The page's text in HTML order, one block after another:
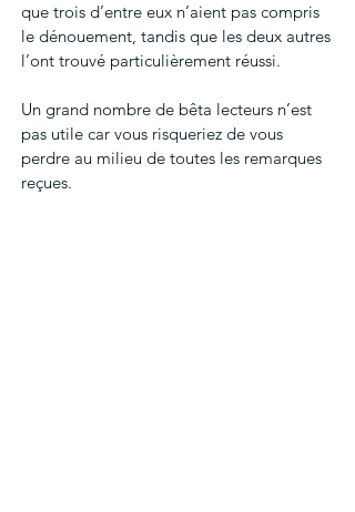
que trois d’entre eux n’aient pas compris
le dénouement, tandis que les deux autres
l’ont trouvé particulièrement réussi.
Un grand nombre de bêta lecteurs n’est
pas utile car vous risqueriez de vous
perdre au milieu de toutes les remarques
reçues.